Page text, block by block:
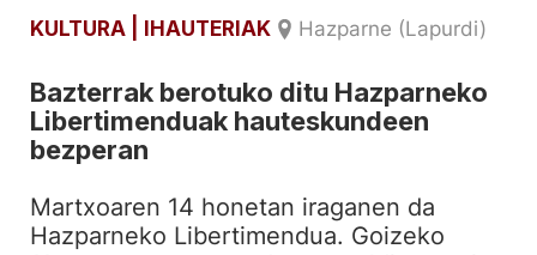
KULTURA | IHAUTERIAK Hazparne (Lapurdi)
Bazterrak berotuko ditu Hazparneko
Libertimenduak hauteskundeen
bezperan
Martxoaren 14 honetan iraganen da
Hazparneko Libertimendua. Goizeko